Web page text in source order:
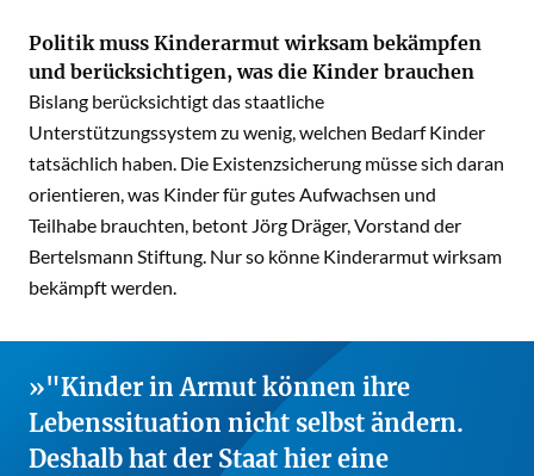
Politik muss Kinderarmut wirksam bekämpfen
und berücksichtigen, was die Kinder brauchen
Bislang berücksichtigt das staatliche
Unterstützungssystem zu wenig, welchen Bedarf Kinder
tatsächlich haben. Die Existenzsicherung müsse sich daran
orientieren, was Kinder für gutes Aufwachsen und
Teilhabe brauchten, betont Jörg Dräger, Vorstand der
Bertelsmann Stiftung. Nur so könne Kinderarmut wirksam
bekämpft werden.
"Kinder in Armut können ihre
Lebenssituation nicht selbst ändern.
Deshalb hat der Staat hier eine